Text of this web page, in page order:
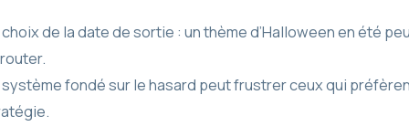
de la date de sortie : un thème d’Halloween en été
fondé sur le hasard peut frustrer ceux qui